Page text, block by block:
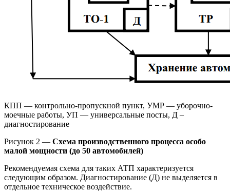
КПП — контрольно-пропускной пункт, УМР — уборочно-
моечные работы, УП — универсальные посты, Д –
диагностирование
Рисунок 2 — Схема производственного процесса особо
малой мощности (до 50 автомобилей)
Рекомендуемая схема для таких АТП характеризуется
следующим образом. Диагностирование (Д) не выделяется в
отдельное техническое воздействие.